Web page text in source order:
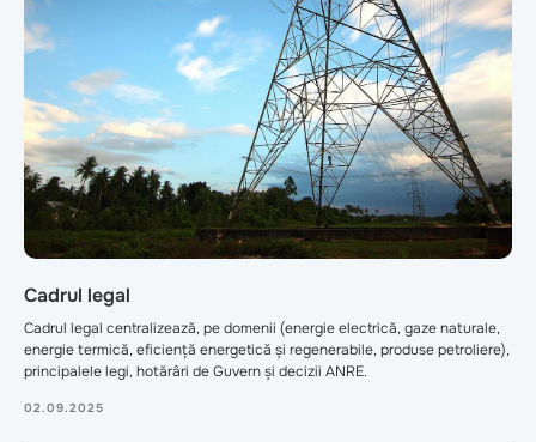
Cadrul legal
Cadrul legal centralizează, pe domenii (energie electrică, gaze naturale,
energie termică, eficiență energetică și regenerabile, produse petroliere),
principalele legi, hotărâri de Guvern și decizii ANRE.
02.09.2025